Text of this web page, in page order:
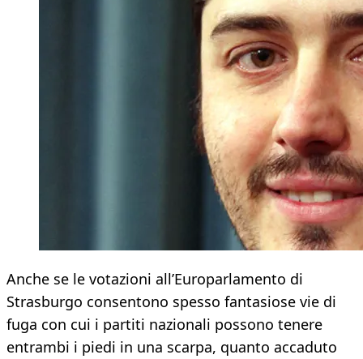
Anche se le votazioni all’Europarlamento di
Strasburgo consentono spesso fantasiose vie di
fuga con cui i partiti nazionali possono tenere
entrambi i piedi in una scarpa, quanto accaduto